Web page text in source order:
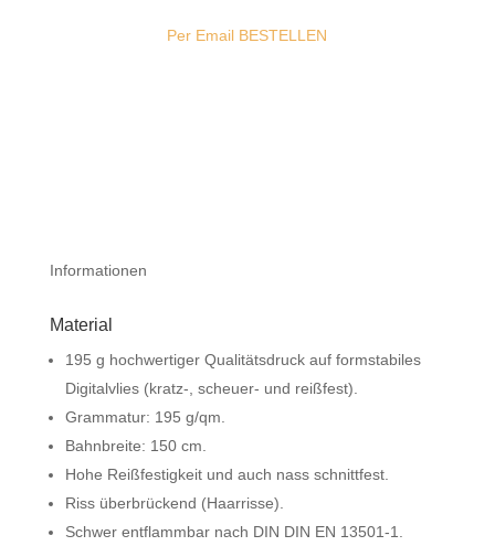
Per Email BESTELLEN
Informationen
Material
195 g hochwertiger Qualitätsdruck auf formstabiles
Digitalvlies (kratz-, scheuer- und reißfest).
Grammatur: 195 g/qm.
Bahnbreite: 150 cm.
Hohe Reißfestigkeit und auch nass schnittfest.
Riss überbrückend (Haarrisse).
Schwer entflammbar nach DIN DIN EN 13501-1.